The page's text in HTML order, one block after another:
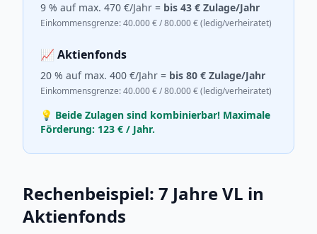
9 % auf max. 470 €/Jahr = bis 43 € Zulage/Jahr
Einkommensgrenze: 40.000 € / 80.000 € (ledig/verheiratet)
📈 Aktienfonds
20 % auf max. 400 €/Jahr = bis 80 € Zulage/Jahr
Einkommensgrenze: 40.000 € / 80.000 € (ledig/verheiratet)
💡 Beide Zulagen sind kombinierbar! Maximale
Förderung: 123 € / Jahr.
Rechenbeispiel: 7 Jahre VL in
Aktienfonds